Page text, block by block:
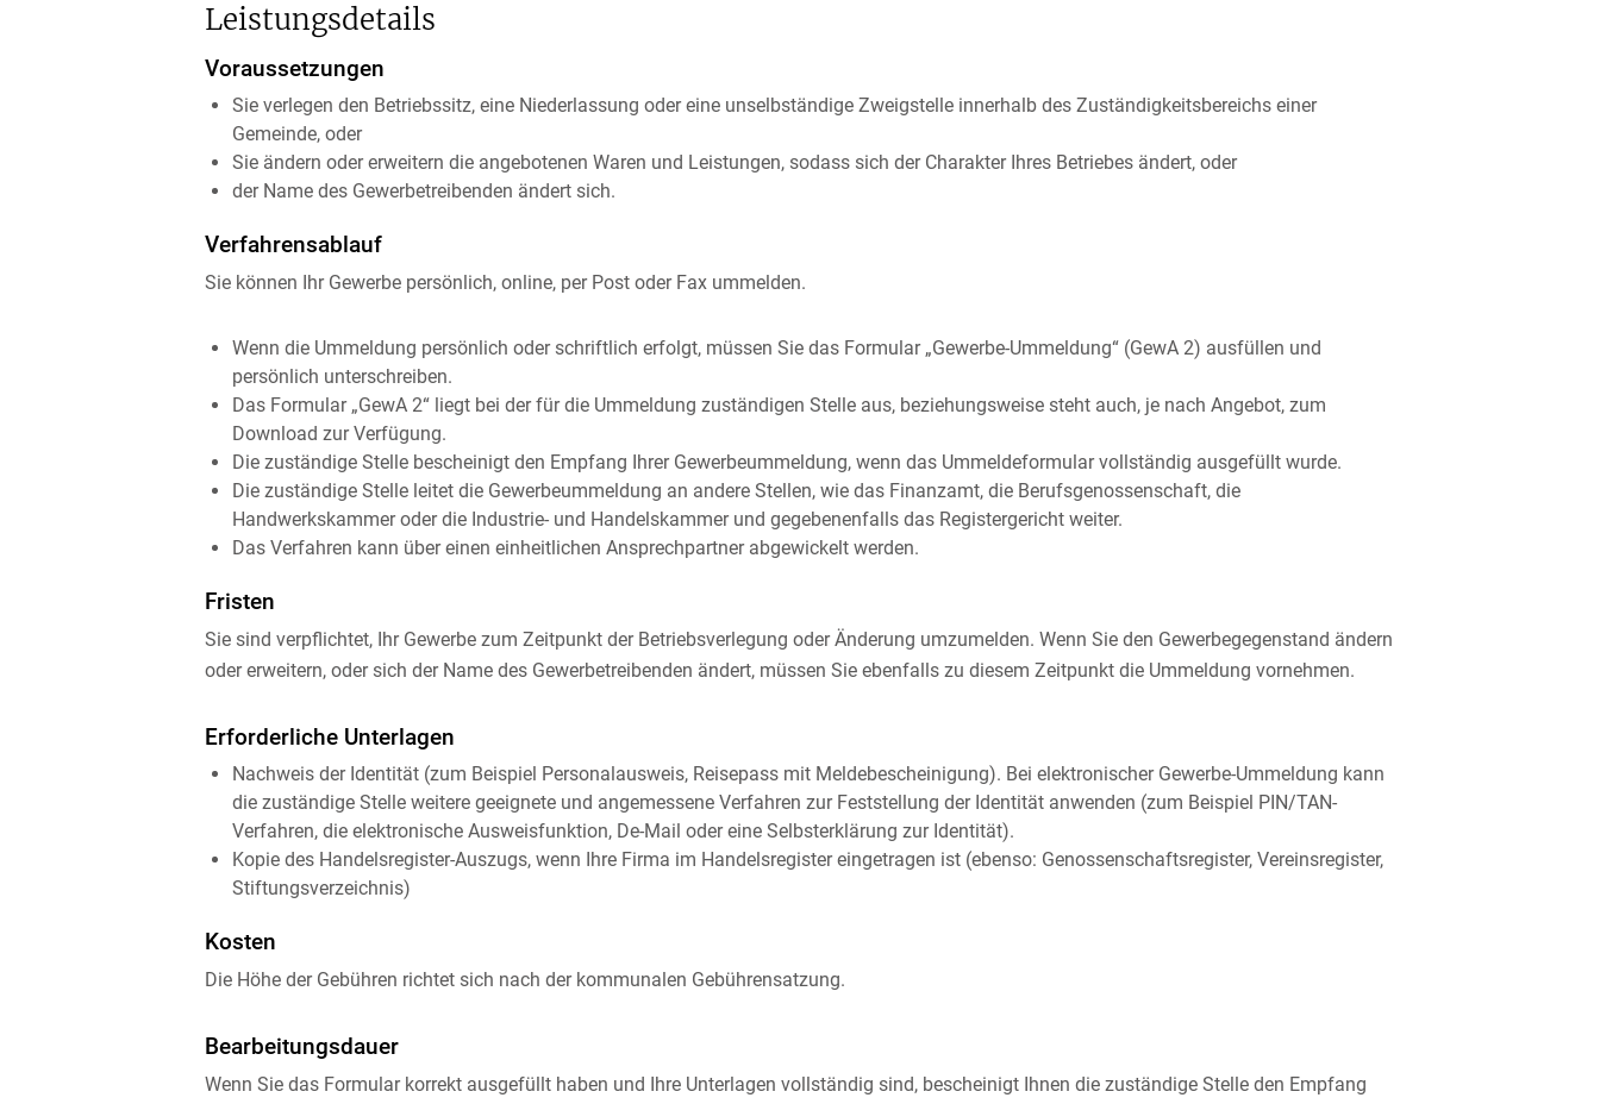
Leistungsdetails
Voraussetzungen
Sie verlegen den Betriebssitz, eine Niederlassung oder eine unselbständige Zweigstelle innerhalb des Zuständigkeitsbereichs einer
Gemeinde, oder
Sie ändern oder erweitern die angebotenen Waren und Leistungen, sodass sich der Charakter Ihres Betriebes ändert, oder
der Name des Gewerbetreibenden ändert sich.
Verfahrensablauf
Sie können Ihr Gewerbe persönlich, online, per Post oder Fax ummelden.
Wenn die Ummeldung persönlich oder schriftlich erfolgt, müssen Sie das Formular „Gewerbe-Ummeldung“ (GewA 2) ausfüllen und
persönlich unterschreiben.
Das Formular „GewA 2“ liegt bei der für die Ummeldung zuständigen Stelle aus, beziehungsweise steht auch, je nach Angebot, zum
Download zur Verfügung.
Die zuständige Stelle bescheinigt den Empfang Ihrer Gewerbeummeldung, wenn das Ummeldeformular vollständig ausgefüllt wurde.
Die zuständige Stelle leitet die Gewerbeummeldung an andere Stellen, wie das Finanzamt, die Berufsgenossenschaft, die
Handwerkskammer oder die Industrie- und Handelskammer und gegebenenfalls das Registergericht weiter.
Das Verfahren kann über einen einheitlichen Ansprechpartner abgewickelt werden.
Fristen
Sie sind verpflichtet, Ihr Gewerbe zum Zeitpunkt der Betriebsverlegung oder Änderung umzumelden. Wenn Sie den Gewerbegegenstand ändern
oder erweitern, oder sich der Name des Gewerbetreibenden ändert, müssen Sie ebenfalls zu diesem Zeitpunkt die Ummeldung vornehmen.
Erforderliche Unterlagen
Nachweis der Identität (zum Beispiel Personalausweis, Reisepass mit Meldebescheinigung). Bei elektronischer Gewerbe-Ummeldung kann
die zuständige Stelle weitere geeignete und angemessene Verfahren zur Feststellung der Identität anwenden (zum Beispiel PIN/TAN-
Verfahren, die elektronische Ausweisfunktion, De-Mail oder eine Selbsterklärung zur Identität).
Kopie des Handelsregister-Auszugs, wenn Ihre Firma im Handelsregister eingetragen ist (ebenso: Genossenschaftsregister, Vereinsregister,
Stiftungsverzeichnis)
Kosten
Die Höhe der Gebühren richtet sich nach der kommunalen Gebührensatzung.
Bearbeitungsdauer
Wenn Sie das Formular korrekt ausgefüllt haben und Ihre Unterlagen vollständig sind, bescheinigt Ihnen die zuständige Stelle den Empfang